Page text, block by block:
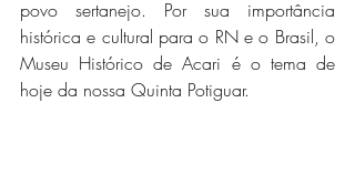
povo sertanejo. Por sua importância
histórica e cultural para o RN e o Brasil, o
Museu Histórico de Acari é o tema de
hoje da nossa Quinta Potiguar.